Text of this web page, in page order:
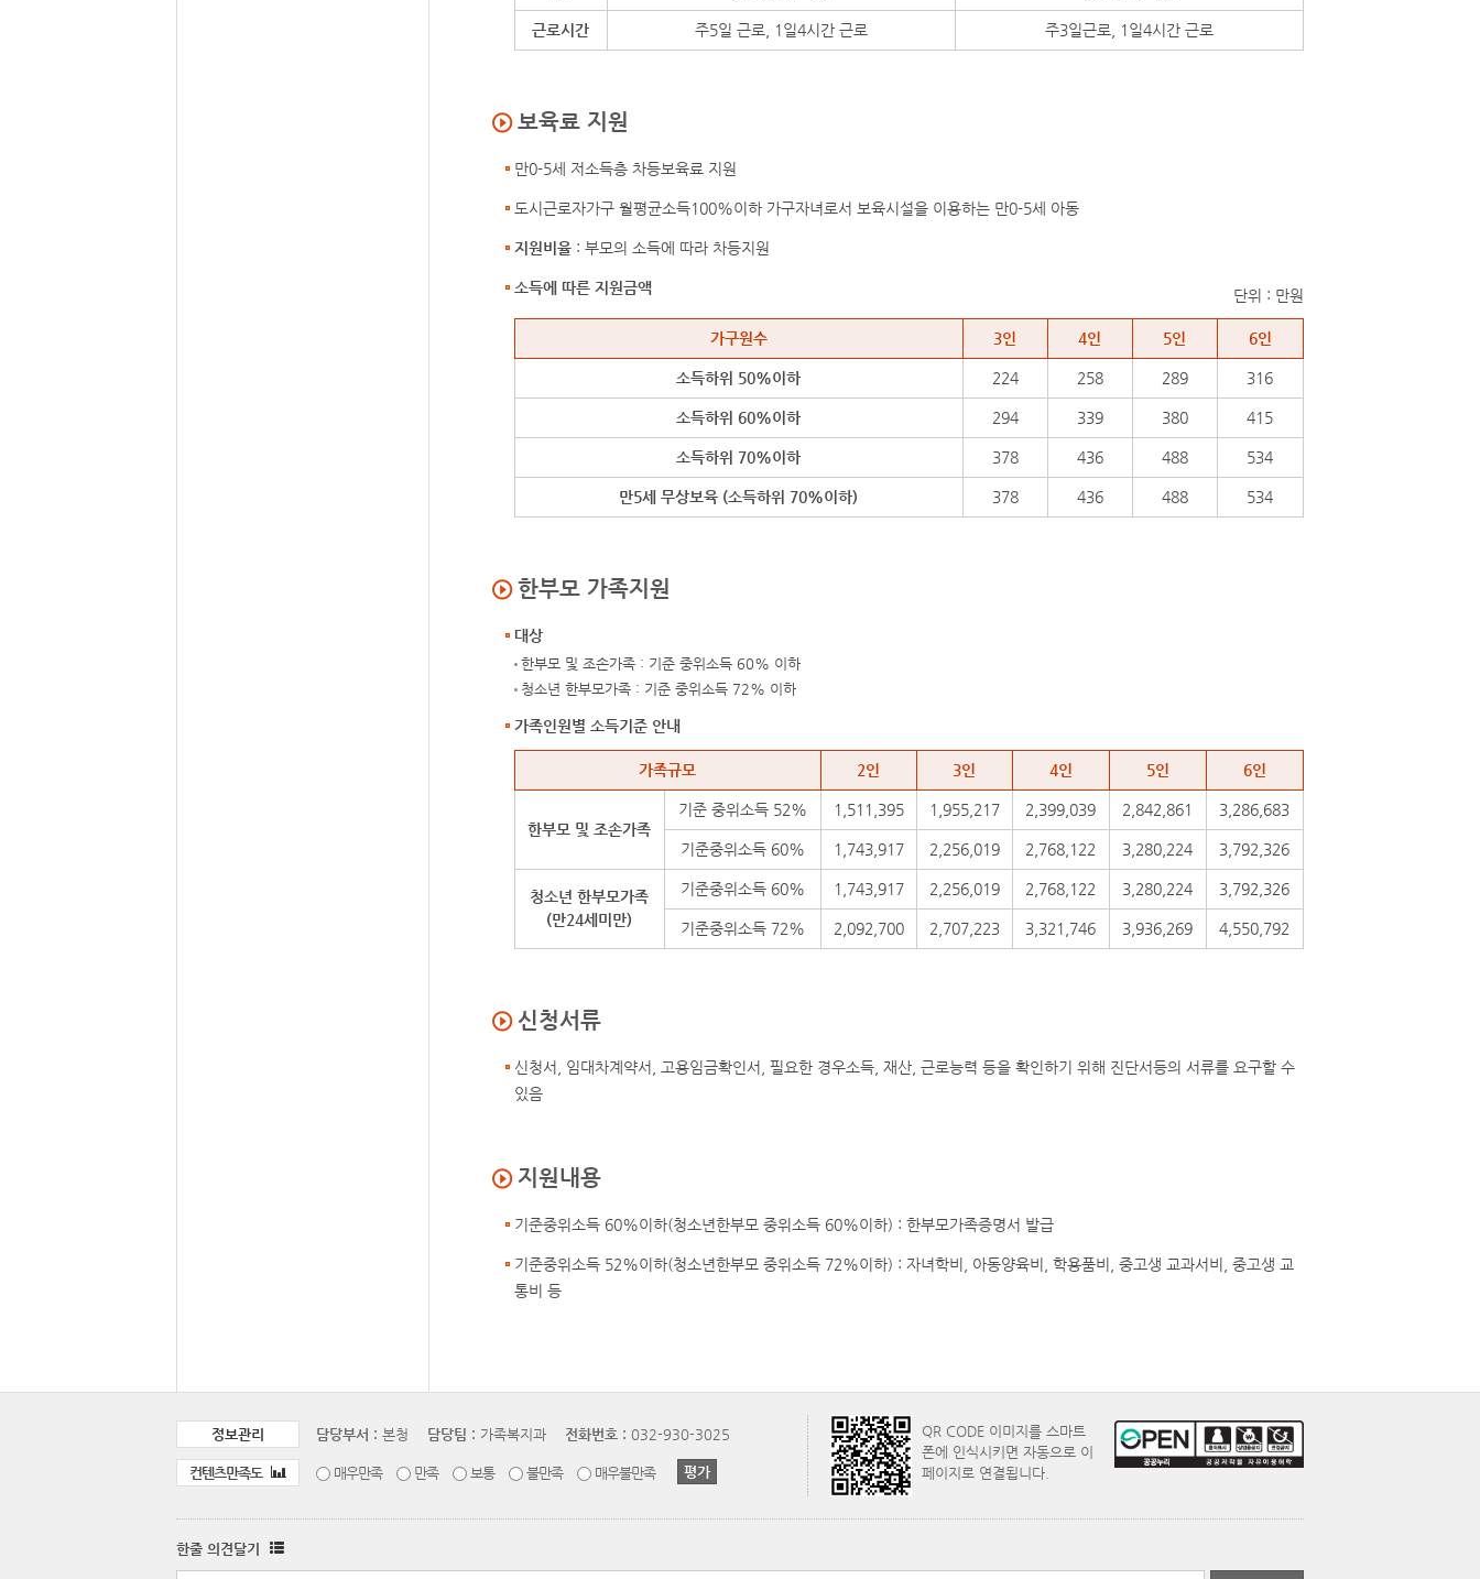
근로시간 주5일 근로, 1일4시간 근로 주3일근로, 1일4시간 근로
보육료 지원
만0-5세 저소득층 차등보육료 지원
도시근로자가구 월평균소득100%이하 가구자녀로서 보육시설을 이용하는 만0-5세 아동
지원비율: 부모의 소득에 따라 차등지원
소득에 따른 지원금액
단위 : 만원
가구원수 3인 4인 5인 6인
소득하위 50%이하 224 258 289 316
소득하위 60%이하 294 339 380 415
소득하위 70%이하 378 436 488 534
만5세 무상보육 (소득하위 70%이하) 378 436 488 534
한부모 가족지원
대상
한부모 및 조손가족 : 기준 중위소득 60% 이하
청소년 한부모가족 : 기준 중위소득 72% 이하
가족인원별 소득기준 안내
가족인원별 소득기준 안내
가족규모 2인 3인 4인 5인 6인
한부모 및 조손가족
기준 중위소득 52% 1,511,395 1,955,217 2,399,039 2,842,861 3,286,683
기준중위소득 60% 1,743,917 2,256,019 2,768,122 3,280,224 3,792,326
청소년 한부모가족
(만24세미만)
기준중위소득 60% 1,743,917 2,256,019 2,768,122 3,280,224 3,792,326
기준중위소득 72% 2,092,700 2,707,223 3,321,746 3,936,269 4,550,792
신청서류
신청서, 임대차계약서, 고용임금확인서, 필요한 경우소득, 재산, 근로능력 등을 확인하기 위해 진단서등의 서류를 요구할 수
있음
지원내용
기준중위소득 60%이하(청소년한부모 중위소득 60%이하) : 한부모가족증명서 발급
기준중위소득 52%이하(청소년한부모 중위소득 72%이하) : 자녀학비, 아동양육비, 학용품비, 중고생 교과서비, 중고생 교
통비 등
정보관리 담당부서 : 본청 담당팀 : 가족복지과 전화번호 : 032-930-3025
컨텐츠만족도 매우만족 만족 보통 불만족 매우불만족
QR CODE 이미지를 스마트
폰에 인식시키면 자동으로 이
페이지로 연결됩니다.
한줄 의견달기